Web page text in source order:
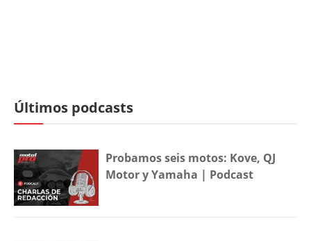
Últimos podcasts
Probamos seis motos: Kove, QJ
Motor y Yamaha | Podcast